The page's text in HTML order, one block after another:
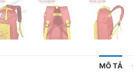
MÔ TẢ